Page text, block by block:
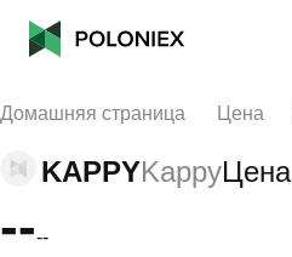
Домашняя страница Цена
KAPPYKappyЦена
----